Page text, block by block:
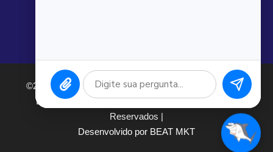
©2026 Argonauta Comércio e Serviços Oceanográficos
Ltda. CNPJ: 00.643.743/0001-80. Todos os direitos
Reservados |
Desenvolvido por BEAT MKT